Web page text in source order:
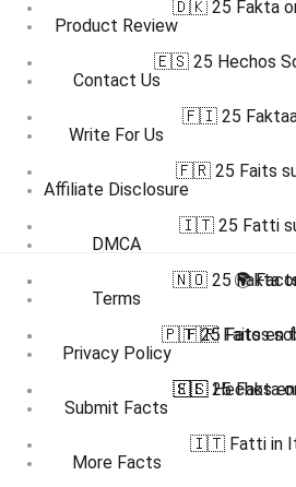
Product Review
Contact Us
Write For Us
Affiliate Disclosure
DMCA
Terms
Privacy Policy
Submit Facts
More Facts
🇩🇰 25 Fakta
🇪🇸 25 Hechos
🇫🇮 25
🇫🇷 25 Faits
🇮🇹 25 Fatti
🇳🇴 25 Fakta
🇵🇹 25 Fatos
🇸🇪 25 Fakta
🌍
🇫🇷 Faits en
🇪🇸 Hechos en
🇮🇹 Fatti in